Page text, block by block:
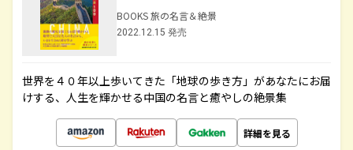
BOOKS 旅の名言＆絶景
2022.12.15 発売
世界を４０年以上歩いてきた「地球の歩き方」があなたにお届
けする、人生を輝かせる中国の名言と癒やしの絶景集
詳細を見る